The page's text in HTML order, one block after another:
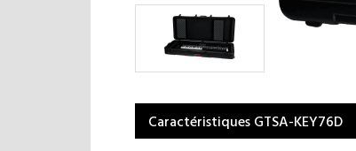
Caractéristiques GTSA-KEY76D